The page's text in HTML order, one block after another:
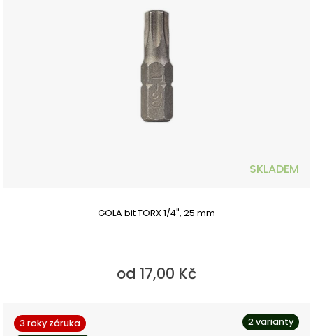
SKLADEM
GOLA bit TORX 1/4", 25 mm
od 17,00 Kč
2 varianty
3 roky záruka